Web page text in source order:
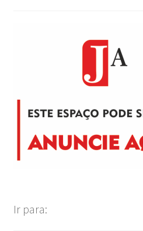
Ir para: